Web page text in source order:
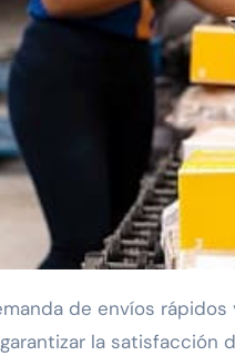
la satisfacción